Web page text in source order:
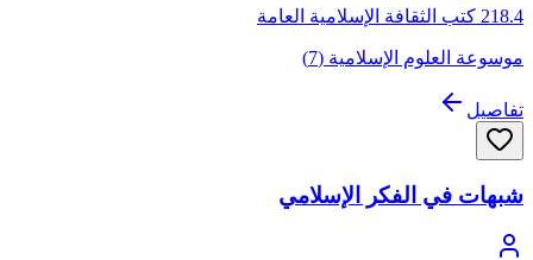
218.4 كتب الثقافة الإسلامية العامة
موسوعة العلوم الإسلامية (7)
تفاصيل
شبهات في الفكر الإسلامي